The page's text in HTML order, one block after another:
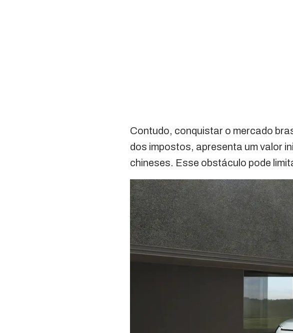
Contudo, conquistar o mercado
dos impostos, apresenta um valor
chineses. Esse obstáculo pode